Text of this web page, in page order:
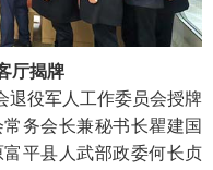
厅揭牌
退役军人工作委员会授牌
务会长兼秘书长瞿建国
平县人武部政委何长贞